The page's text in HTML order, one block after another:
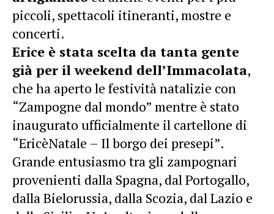
piccoli, spettacoli itineranti, mostre e
concerti.
Erice è stata scelta da tanta gente
già per ilweekend dell’Immacolata,
che ha aperto le festività natalizie con
“Zampogne dal mondo” mentre è stato
inaugurato ufficialmente il cartellone di
“EricèNatale – Il borgo dei presepi”.
Grande entusiasmo tra gli zampognari
provenienti dalla Spagna, dal Portogallo,
dalla Bielorussia, dalla Scozia, dal Lazio e